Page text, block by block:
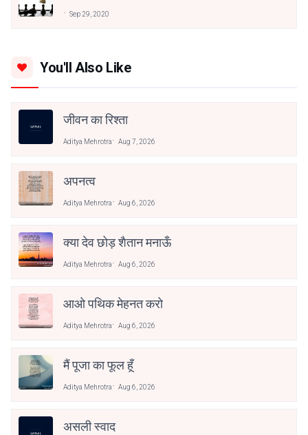
Sep 29, 2020
You'll Also Like
जीवन का रिश्ता
Aditya Mehrotra Aug 7, 2026
अपनत्व
Aditya Mehrotra Aug 6, 2026
क्या देव छोड़ शैतान मनाऊँ
Aditya Mehrotra Aug 6, 2026
आओ पथिक मेहनत करो
Aditya Mehrotra Aug 6, 2026
मैं पूजा का फूल हूँ
Aditya Mehrotra Aug 6, 2026
असली स्वाद